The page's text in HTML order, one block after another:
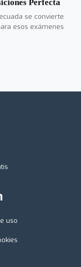
Perfecta
se convierte
esos exámenes
uso